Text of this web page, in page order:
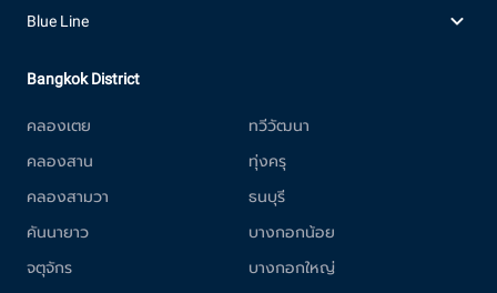
Blue Line
Bangkok District
คลองเตย
คลองสาน
คลองสามวา
คันนายาว
จตุจักร
ทวีวัฒนา
ทุ่งครุ
ธนบุรี
บางกอกน้อย
บางกอกใหญ่